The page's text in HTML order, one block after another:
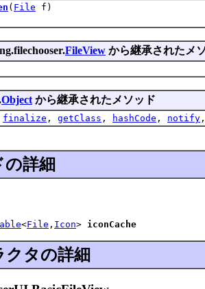
( File f)
FileView から継承されたメ
Object から継承されたメソッド
finalize , getClass , hashCode , notify
の詳細
<File , Icon> iconCache
クタの詳細